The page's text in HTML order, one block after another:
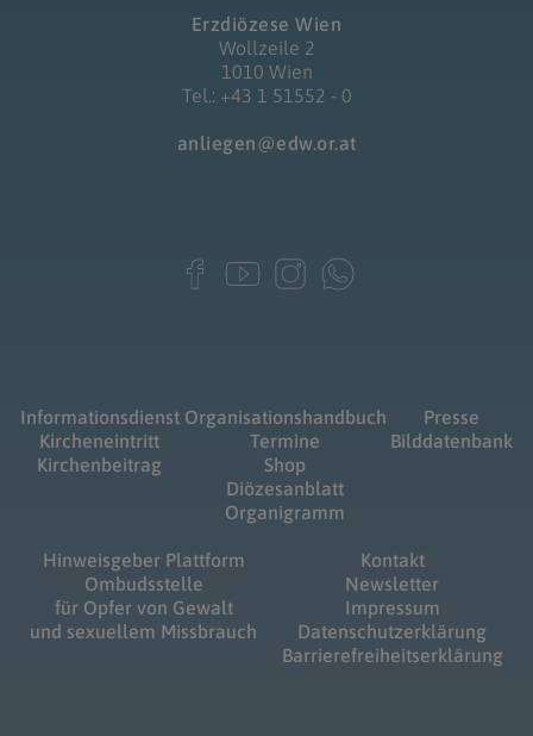
Erzdiözese Wien
Wollzeile 2
1010 Wien
Tel.: +43 1 51552 - 0
anliegen@edw.or.at
Informationsdienst
Kircheneintritt
Kirchenbeitrag
Organisationshandbuch
Termine
Shop
Diözesanblatt
Organigramm
Presse
Bilddatenbank
Hinweisgeber Plattform
Ombudsstelle
für Opfer von Gewalt
und sexuellem Missbrauch
Kontakt
Newsletter
Impressum
Datenschutzerklärung
Barrierefreiheitserklärung